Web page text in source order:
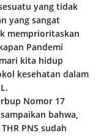
yang tidak
yang sangat
memprioritaskan
Pandemi
kita hidup
kesehatan dalam
Nomor 17
bahwa,
PNS sudah